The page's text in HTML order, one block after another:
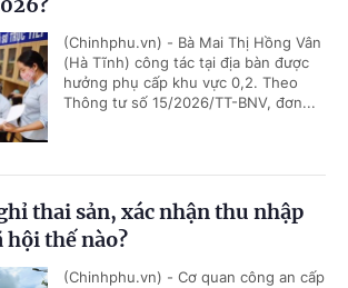
(Chinhphu.vn) - Bà Mai Thị Hồng Vân
(Hà Tĩnh) công tác tại địa bàn được
hưởng phụ cấp khu vực 0,2. Theo
Thông tư số 15/2026/TT-BNV, đơn...
thai sản, xác nhận thu nhập
hội thế nào?
(Chinhphu.vn) - Cơ quan công an cấp